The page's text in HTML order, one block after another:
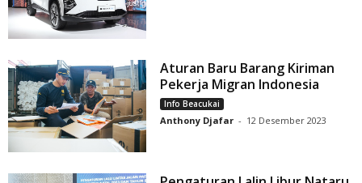
Aturan Baru Barang Kiriman
Pekerja Migran Indonesia
Info Beacukai
Anthony Djafar - 12 Desember 2023